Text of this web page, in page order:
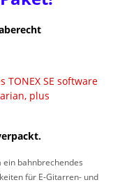
TONEX SE software
plus
ein bahnbrechendes
für E-Gitarren- und